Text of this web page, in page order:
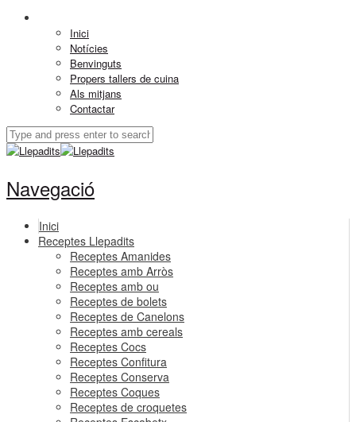
Inici
Notícies
Benvinguts
Propers tallers de cuina
Als mitjans
Contactar
Navegació
Inici
Receptes Llepadits
Receptes Amanides
Receptes amb Arròs
Receptes amb ou
Receptes de bolets
Receptes de Canelons
Receptes amb cereals
Receptes Cocs
Receptes Confitura
Receptes Conserva
Receptes Coques
Receptes de croquetes